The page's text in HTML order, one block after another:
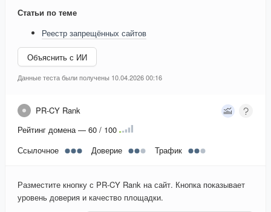
Статьи по теме
Реестр запрещённых сайтов
Объяснить с ИИ
Данные теста были получены 10.04.2026 00:16
PR-CY Rank
Рейтинг домена — 60 / 100
Ссылочное
Доверие Трафик
Разместите кнопку с PR-CY Rank на сайт. Кнопка показывает
уровень доверия и качество площадки.